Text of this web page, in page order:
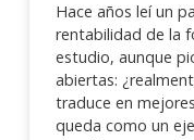
Hace años leí un
rentabilidad de la
estudio, aunque
abiertas:
traduce en
queda como un